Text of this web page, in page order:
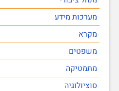
מערכות מידע
מקרא
משפטים
מתמטיקה
סוציולוגיה